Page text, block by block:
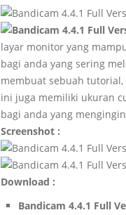
layar monitor yang
bagi anda yang sering
membuat sebuah
ini juga memiliki ukuran
bagi anda yang
Screenshot :
Download :
Bandicam 4.4.1 Full